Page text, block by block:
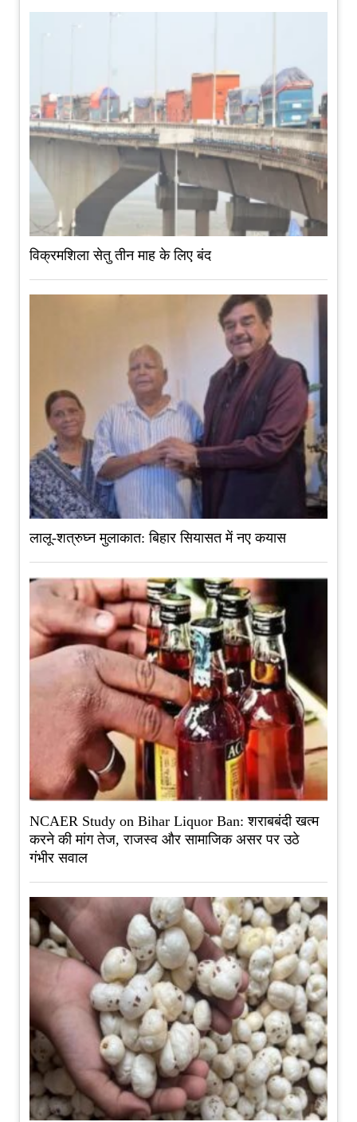
विक्रमशिला सेतु तीन माह के लिए बंद
लालू-शत्रुघ्न मुलाकात: बिहार सियासत में नए कयास
NCAER Study on Bihar Liquor Ban: शराबबंदी खत्म
करने की मांग तेज, राजस्व और सामाजिक असर पर उठे
गंभीर सवाल